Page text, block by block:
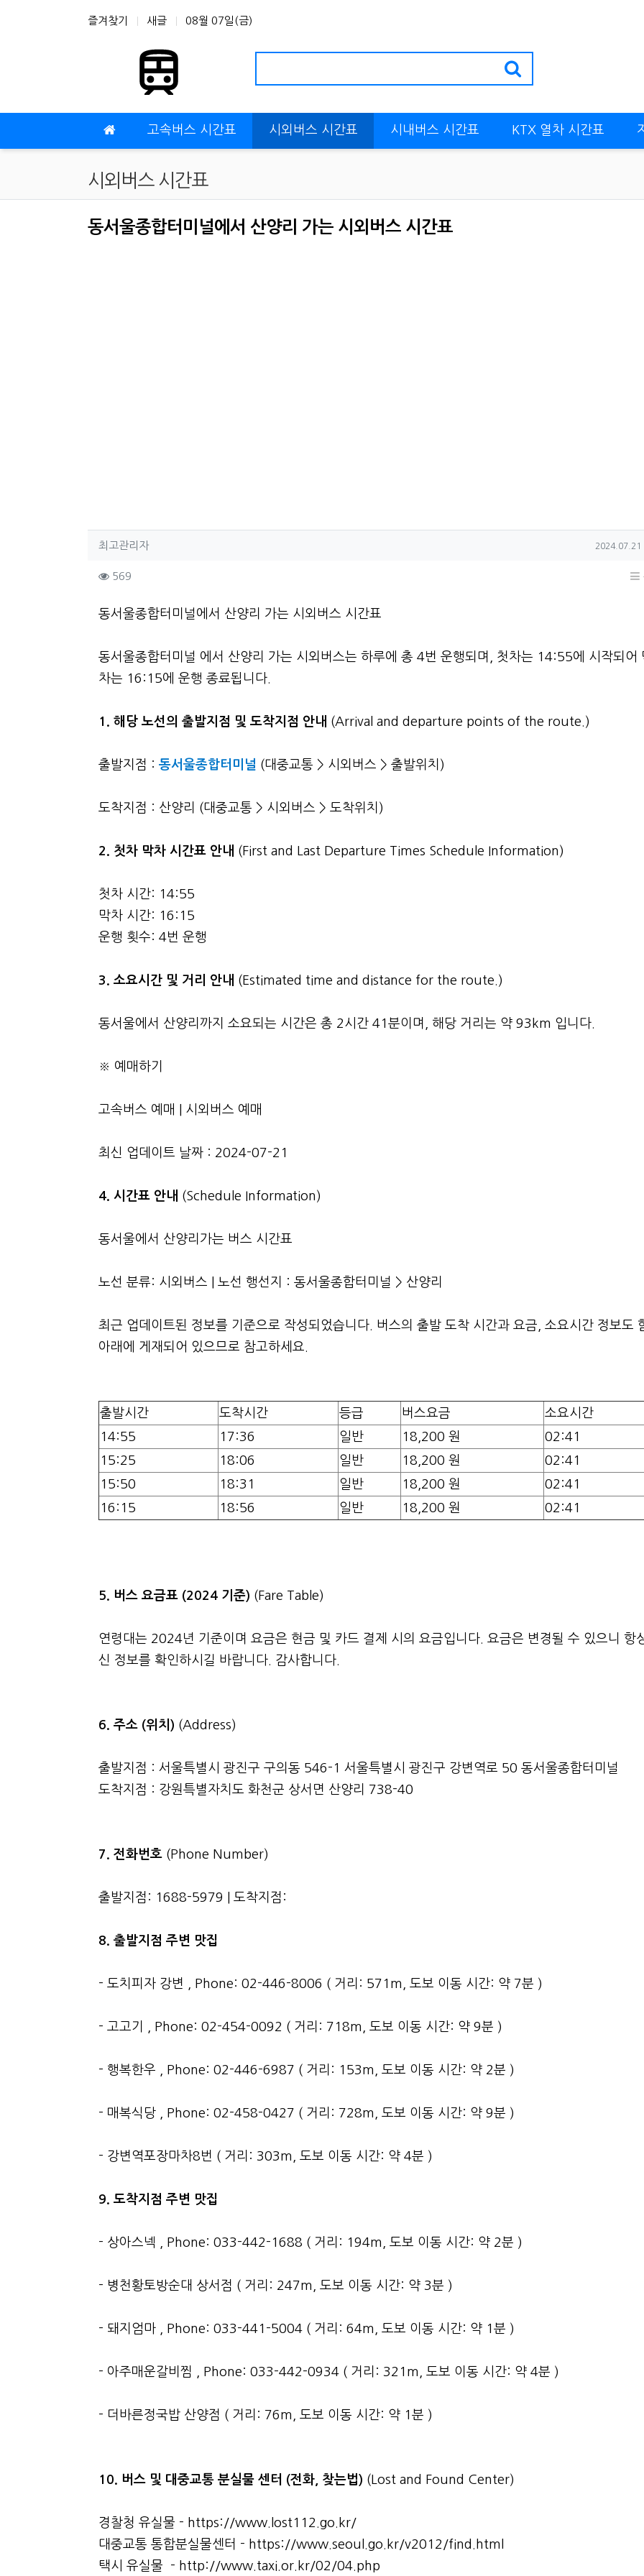
즐겨찾기 새글 08월 07일(금)
고속버스 시간표 시외버스 시간표 시내버스 시간표 KTX 열차 시간표
시외버스 시간표
동서울종합터미널에서 산양리 가는 시외버스 시간표
작성자 정보
최고관리자작성 작성일
2024.07.21
컨텐츠 정보
569
본문
동서울종합터미널에서 산양리 가는 시외버스 시간표
동서울종합터미널 에서 산양리 가는 시외버스는 하루에 총 4번 운행되며, 첫차는 14:55에 시작되어
차는 16:15에 운행 종료됩니다.
1. 해당 노선의 출발지점 및 도착지점 안내 (Arrival and departure points of the route.)
출발지점 : 동서울종합터미널 (대중교통 > 시외버스 > 출발위치)
도착지점 : 산양리 (대중교통 > 시외버스 > 도착위치)
2. 첫차 막차 시간표 안내 (First and Last Departure Times Schedule Information)
첫차 시간: 14:55
막차 시간: 16:15
운행 횟수: 4번 운행
3. 소요시간 및 거리 안내 (Estimated time and distance for the route.)
동서울에서 산양리까지 소요되는 시간은 총 2시간 41분이며, 해당 거리는 약 93km 입니다.
※ 예매하기
고속버스 예매 시외버스 예매
최신 업데이트 날짜 : 2024-07-21
4. 시간표 안내 (Schedule Information)
동서울에서 산양리가는 버스 시간표
노선 분류: 시외버스 | 노선 행선지 : 동서울종합터미널 > 산양리
최근 업데이트된 정보를 기준으로 작성되었습니다. 버스의 출발 도착 시간과 요금, 소요시간 정보도
아래에 게재되어 있으므로 참고하세요.
출발시간 도착시간 등급 버스요금
소요시간
14:55
17:36 일반 18,200 원
02:41
15:25
18:06 일반 18,200 원
02:41
15:50
18:31 일반 18,200 원
02:41
16:15
18:56 일반 18,200 원 02:41
5. 버스 요금표 (2024 기준) (Fare Table)
연령대는 2024년 기준이며 요금은 현금 및 카드 결제 시의 요금입니다. 요금은 변경될 수 있으니 항
신 정보를 확인하시길 바랍니다. 감사합니다.
6. 주소 (위치) (Address)
출발지점 : 서울특별시 광진구 구의동 546-1 서울특별시 광진구 강변역로 50 동서울종합터미널
도착지점 : 강원특별자치도 화천군 상서면 산양리 738-40
7. 전화번호 (Phone Number)
출발지점: 1688-5979 | 도착지점:
8. 출발지점 주변 맛집
- 도치피자 강변 , Phone: 02-446-8006 ( 거리: 571m, 도보 이동 시간: 약 7분 )
- 고고기 , Phone: 02-454-0092 ( 거리: 718m, 도보 이동 시간: 약 9분 )
- 행복한우 , Phone: 02-446-6987 ( 거리: 153m, 도보 이동 시간: 약 2분 )
- 매복식당 , Phone: 02-458-0427 ( 거리: 728m, 도보 이동 시간: 약 9분 )
- 강변역포장마차8번 ( 거리: 303m, 도보 이동 시간: 약 4분 )
9. 도착지점 주변 맛집
- 상아스넥 , Phone: 033-442-1688 ( 거리: 194m, 도보 이동 시간: 약 2분 )
- 병천황토방순대 상서점 ( 거리: 247m, 도보 이동 시간: 약 3분 )
- 돼지엄마 , Phone: 033-441-5004 ( 거리: 64m, 도보 이동 시간: 약 1분 )
- 아주매운갈비찜 , Phone: 033-442-0934 ( 거리: 321m, 도보 이동 시간: 약 4분 )
- 더바른정국밥 산양점 ( 거리: 76m, 도보 이동 시간: 약 1분 )
10. 버스 및 대중교통 분실물 센터 (전화, 찾는법) (Lost and Found Center)
경찰청 유실물 - https://www.lost112.go.kr/
대중교통 통합분실물센터 - https://www.seoul.go.kr/v2012/find.html
택시 유실물 - http://www.taxi.or.kr/02/04.php